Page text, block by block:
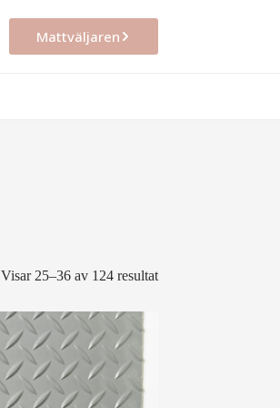
Mattväljaren
Visar 25–36 av 124 resultat